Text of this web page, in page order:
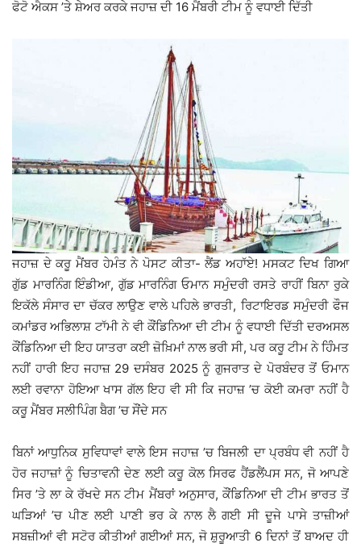
ਫੋਟੋ ਐਕਸ ’ਤੇ ਸ਼ੇਅਰ ਕਰਕੇ ਜਹਾਜ਼ ਦੀ 16 ਮੈਂਬਰੀ ਟੀਮ ਨੂੰ ਵਧਾਈ ਦਿੱਤੀ
ਜਹਾਜ਼ ਦੇ ਕਰੂ ਮੈਂਬਰ ਹੇਮੰਤ ਨੇ ਪੋਸਟ ਕੀਤਾ- ਲੈਂਡ ਅਹਾੱਏ! ਮਸਕਟ ਦਿਖ ਗਿਆ
ਗੁੱਡ ਮਾਰਨਿੰਗ ਇੰਡੀਆ, ਗੁੱਡ ਮਾਰਨਿੰਗ ਓਮਾਨ ਸਮੁੰਦਰੀ ਰਸਤੇ ਰਾਹੀਂ ਬਿਨਾ ਰੁਕੇ
ਇਕੱਲੇ ਸੰਸਾਰ ਦਾ ਚੱਕਰ ਲਾਉਣ ਵਾਲੇ ਪਹਿਲੇ ਭਾਰਤੀ, ਰਿਟਾਇਰਡ ਸਮੁੰਦਰੀ ਫੌਜ
ਕਮਾਂਡਰ ਅਭਿਲਾਸ਼ ਟਾੱਮੀ ਨੇ ਵੀ ਕੌਂਡਿਨਿਆ ਦੀ ਟੀਮ ਨੂੰ ਵਧਾਈ ਦਿੱਤੀ ਦਰਅਸਲ
ਕੌਂਡਿਨਿਆ ਦੀ ਇਹ ਯਾਤਰਾ ਕਈ ਜ਼ੋਖ਼ਿਮਾਂ ਨਾਲ ਭਰੀ ਸੀ, ਪਰ ਕਰੂ ਟੀਮ ਨੇ ਹਿੰੰਮਤ
ਨਹੀਂ ਹਾਰੀ ਇਹ ਜਹਾਜ਼ 29 ਦਸੰਬਰ 2025 ਨੂੰ ਗੁਜਰਾਤ ਦੇ ਪੋਰਬੰਦਰ ਤੋਂ ਓਮਾਨ
ਲਈ ਰਵਾਨਾ ਹੋਇਆ ਖਾਸ ਗੱਲ ਇਹ ਵੀ ਸੀ ਕਿ ਜਹਾਜ਼ ’ਚ ਕੋਈ ਕਮਰਾ ਨਹੀਂ ਹੈ
ਕਰੂ ਮੈਂਬਰ ਸਲੀਪਿੰਗ ਬੈਗ ’ਚ ਸੌਂਦੇ ਸਨ
ਬਿਨਾਂ ਆਧੁਨਿਕ ਸੁਵਿਧਾਵਾਂ ਵਾਲੇ ਇਸ ਜਹਾਜ਼ ’ਚ ਬਿਜਲੀ ਦਾ ਪ੍ਰਬੰਧ ਵੀ ਨਹੀਂ ਹੈ
ਹੋਰ ਜਹਾਜ਼ਾਂ ਨੂੰ ਚਿਤਾਵਨੀ ਦੇਣ ਲਈ ਕਰੂ ਕੋਲ ਸਿਰਫ ਹੈਂਡਲੈਂਪਸ ਸਨ, ਜੋ ਆਪਣੇ
ਸਿਰ ’ਤੇ ਲਾ ਕੇ ਰੱਖਦੇ ਸਨ ਟੀਮ ਮੈਂਬਰਾਂ ਅਨੁਸਾਰ, ਕੌਂਡਿਨਿਆ ਦੀ ਟੀਮ ਭਾਰਤ ਤੋਂ
ਘੜਿਆਂ ’ਚ ਪੀਣ ਲਈ ਪਾਣੀ ਭਰ ਕੇ ਨਾਲ ਲੈ ਗਈ ਸੀ ਦੂਜੇ ਪਾਸੇ ਤਾਜ਼ੀਆਂ
ਸਬਜ਼ੀਆਂ ਵੀ ਸਟੋਰ ਕੀਤੀਆਂ ਗਈਆਂ ਸਨ, ਜੋ ਸ਼ੁਰੂਆਤੀ 6 ਦਿਨਾਂ ਤੋਂ ਬਾਅਦ ਹੀ